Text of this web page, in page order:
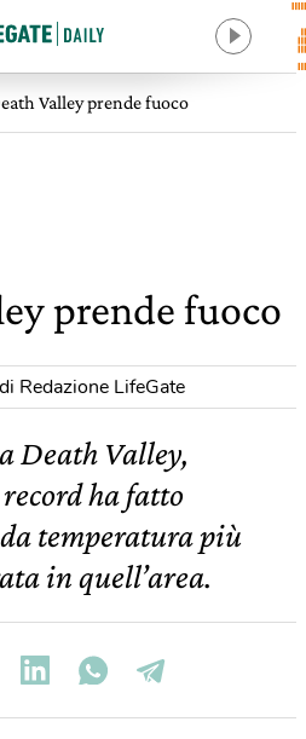
Valley prende fuoco
prende fuoco
di Redazione LifeGate
Death Valley,
ha fatto
temperatura più
in quell’area.